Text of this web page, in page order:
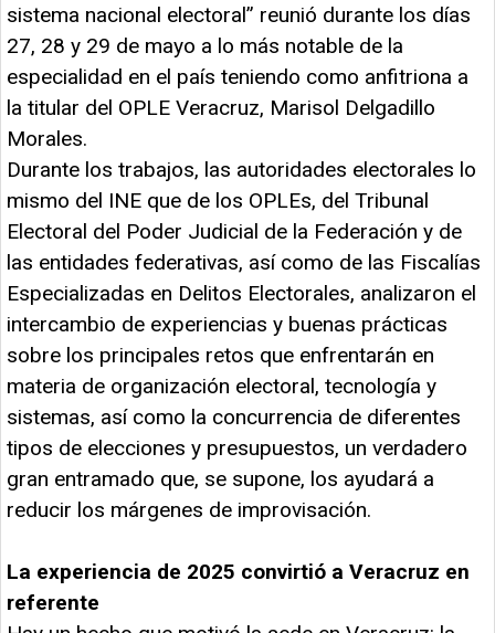
sistema nacional electoral” reunió durante los días
27, 28 y 29 de mayo a lo más notable de la
especialidad en el país teniendo como anfitriona a
la titular del OPLE Veracruz, Marisol Delgadillo
Morales.
Durante los trabajos, las autoridades electorales lo
mismo del INE que de los OPLEs, del Tribunal
Electoral del Poder Judicial de la Federación y de
las entidades federativas, así como de las Fiscalías
Especializadas en Delitos Electorales, analizaron el
intercambio de experiencias y buenas prácticas
sobre los principales retos que enfrentarán en
materia de organización electoral, tecnología y
sistemas, así como la concurrencia de diferentes
tipos de elecciones y presupuestos, un verdadero
gran entramado que, se supone, los ayudará a
reducir los márgenes de improvisación.
La experiencia de 2025 convirtió a Veracruz en
referente